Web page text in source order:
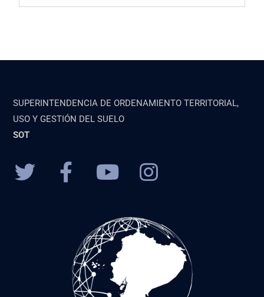
SUPERINTENDENCIA DE ORDENAMIENTO TERRITORIAL,
USO Y GESTIÓN DEL SUELO
SOT